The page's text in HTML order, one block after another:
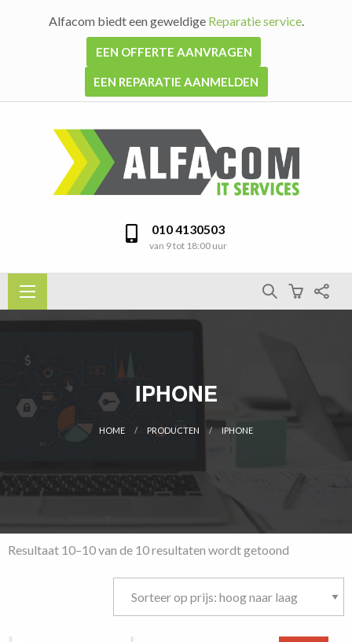
Alfacom biedt een geweldige Reparatie service.
EEN OFFERTE AANVRAGEN
EEN REPARATIE AANMELDEN
010 4130503
van 9 tot 18:00 uur
IPHONE
HOME PRODUCTEN CURRENT:
IPHONE
Resultaat 10–10 van de 10 resultaten wordt getoond
hoog